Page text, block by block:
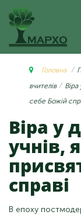
Головна
вчителів
себе Божій
Віра у дії. Виховання
учнів,
справі
В епоху